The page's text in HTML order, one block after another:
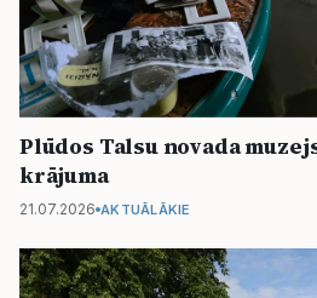
Plūdos Talsu novada
krājuma
21.07.2026 AKTUĀLĀKIE